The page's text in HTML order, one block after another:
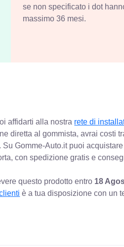
se non specificato i dot
massimo 36 mesi.
affidarti alla nostra rete di
diretta al gommista, avrai costi
Gomme-Auto.it puoi
con spedizione gratis e
questo prodotto entro 18
è a tua disposizione con un